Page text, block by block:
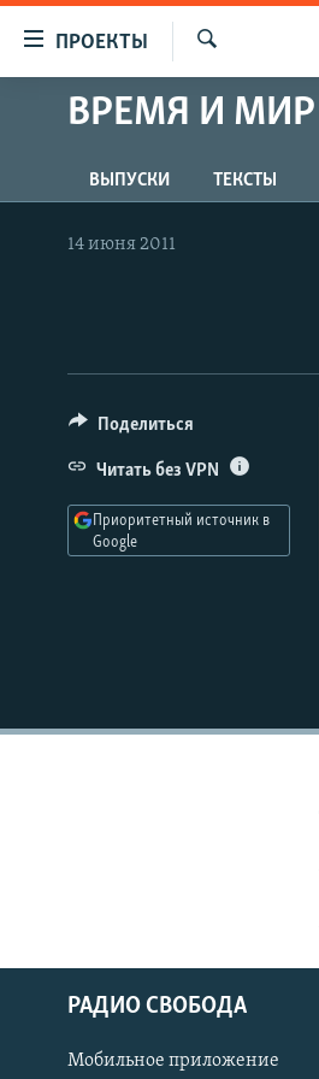
упрощенного
Вернуться
к
основному
Вернутся
ПРОЕКТЫ
ПРОГРАММЫ
АВТОРСКИЕ ПРОЕКТЫ
ЦИТАТЫ СВОБОДЫ
IDEL.РЕАЛИИ
КАВКАЗ.РЕАЛИИ
СЕВЕР.РЕАЛИИ
СИБИРЬ.РЕАЛИИ
РАСПИСАНИЕ ВЕЩАНИЯ
СОЦИАЛЬНЫЕ СЕТИ
ВРЕМЯ И МИР
ВЫПУСКИ ТЕКСТЫ
14 июня 2011
Поделиться
Читать без VPN
Приоритетный источник в
Google
РАДИО СВОБОДА
Мобильное приложение